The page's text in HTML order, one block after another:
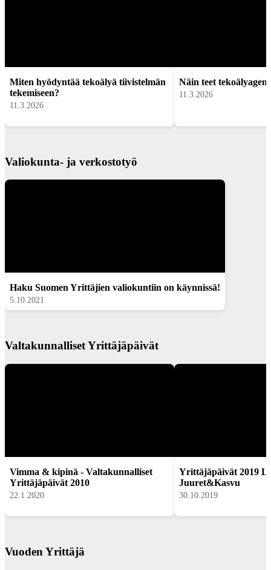
Miten hyödyntää tekoälyä tiivistelmän
tekemiseen?
11.3.2026
Näin teet
11.3.2026
Valiokunta- ja verkostotyö
Haku Suomen Yrittäjien valiokuntiin on käynnissä!
5.10.2021
Valtakunnalliset Yrittäjäpäivät
Vimma & kipinä - Valtakunnalliset
Yrittäjäpäivät 2010
22.1.2020
Yrittäjäpäivät 2019
Juuret&Kasvu
30.10.2019
Vuoden Yrittäjä